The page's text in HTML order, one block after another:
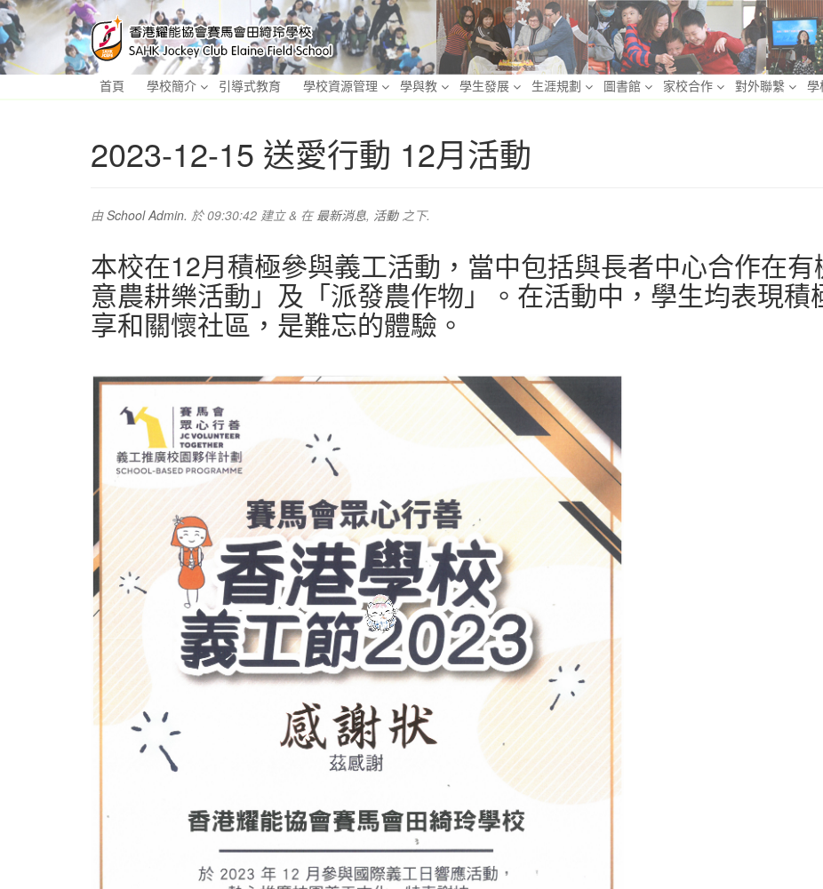
首頁 學校簡介 引導式教育 學校資源管理 學與教 學生發展 生涯規劃 圖書館 家校合作 對外聯繫 學
2023-12-15 送愛行動 12月活動
由School Admin. 於09:30:42 建立& 在最新消息, 活動之下.
本校在12月積極參與義工活動，當中包括與長者中心合作在
意農耕樂活動」及「派發農作物」。在活動中，學生均表現
享和關懷社區，是難忘的體驗。